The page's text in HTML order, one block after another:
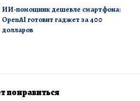
ИИ-помощник дешевле смартфона:
OpenAI готовит гаджет за 400
долларов
понравиться